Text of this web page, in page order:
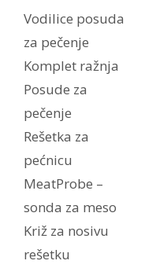
Vodilice posuda
za pečenje
Komplet ražnja
Posude za
pečenje
Rešetka za
pećnicu
MeatProbe –
sonda za meso
Križ za nosivu
rešetku